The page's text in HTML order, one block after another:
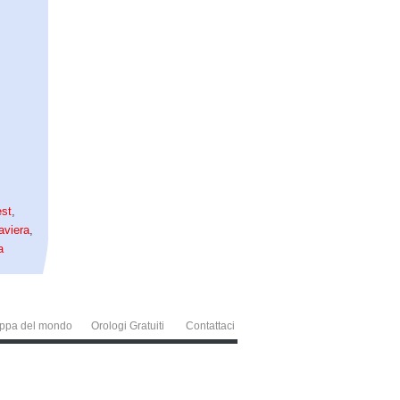
,
,
del mondo Orologi Gratuiti Contattaci